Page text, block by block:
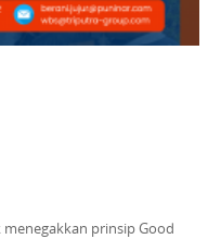
prinsip Good